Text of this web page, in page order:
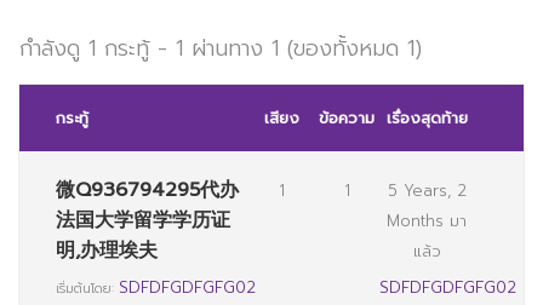
กำลังดู 1 กระทู้ - 1 ผ่านทาง 1 (ของทั้งหมด 1)
กระทู้ เสียง ข้อความ เรื่องสุดท้าย
微Q936794295代办
法国大学留学学历证
明,办理埃夫
เริ่มต้นโดย: SDFDFGDFGFG02
1 1
5 Years, 2
Months มา
แล้ว
SDFDFGDFGFG02